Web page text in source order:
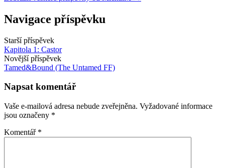
Navigace příspěvku
Starší příspěvek
Kapitola 1: Castor
Novější příspěvek
Tamed&Bound (The Untamed FF)
Napsat komentář
Vaše e-mailová adresa nebude zveřejněna. Vyžadované informace
jsou označeny *
Komentář *